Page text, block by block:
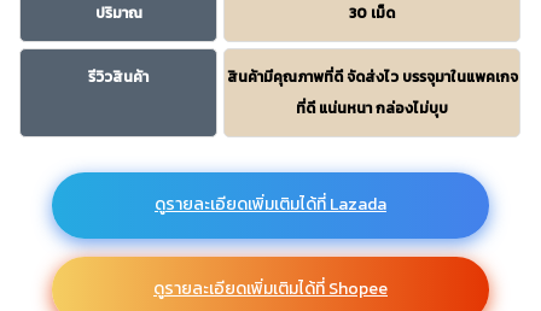
ปริมาณ 30 เม็ด
รีวิวสินค้า
สินค้ามีคุณภาพที่ดี จัดส่งไว บรรจุมาในแพคเกจ
ที่ดี แน่นหนา กล่องไม่บุบ
ดูรายละเอียดเพิ่มเติมได้ที่ Lazada
ดูรายละเอียดเพิ่มเติมได้ที่ Shopee